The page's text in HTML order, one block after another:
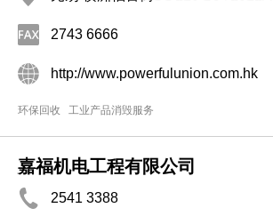
2743 6666
http://www.powerfulunion.com.hk
环保回收 工业产品消毁服务
嘉福机电工程有限公司
2541 3388